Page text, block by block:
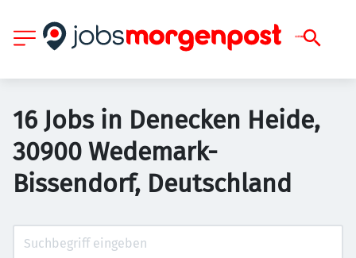
16 Jobs in Denecken Heide,
30900 Wedemark-
Bissendorf, Deutschland